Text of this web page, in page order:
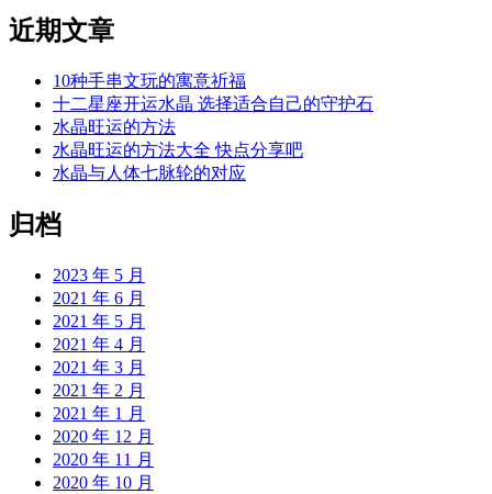
近期文章
10种手串文玩的寓意祈福
十二星座开运水晶 选择适合自己的守护石
水晶旺运的方法
水晶旺运的方法大全 快点分享吧
水晶与人体七脉轮的对应
归档
2023 年 5 月
2021 年 6 月
2021 年 5 月
2021 年 4 月
2021 年 3 月
2021 年 2 月
2021 年 1 月
2020 年 12 月
2020 年 11 月
2020 年 10 月